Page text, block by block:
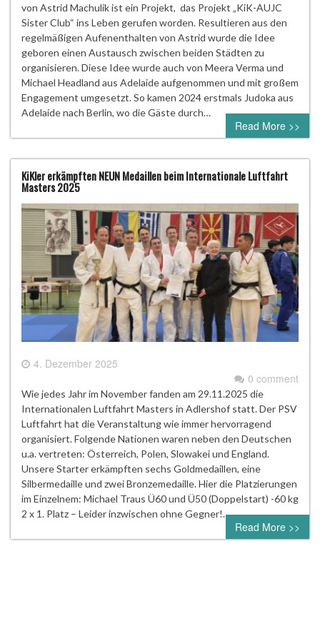
von Astrid Machulik ist ein Projekt, das Projekt „KiK-AUJC
Sister Club“ ins Leben gerufen worden. Resultieren aus den
regelmäßigen Aufenenthalten von Astrid wurde die Idee
geboren einen Austausch zwischen beiden Städten zu
organisieren. Diese Idee wurde auch von Meera Verma und
Michael Headland aus Adelaide aufgenommen und mit großem
Engagement umgesetzt. So kamen 2024 erstmals Judoka aus
Adelaide nach Berlin, wo die Gäste durch…
Read More >>
KiKler erkämpften NEUN Medaillen beim Internationale Luftfahrt
Masters 2025
4. Dezember 2025
0 comment
Wie jedes Jahr im November fanden am 29.11.2025 die
Internationalen Luftfahrt Masters in Adlershof statt. Der PSV
Luftfahrt hat die Veranstaltung wie immer hervorragend
organisiert. Folgende Nationen waren neben den Deutschen
u.a. vertreten: Österreich, Polen, Slowakei und England.
Unsere Starter erkämpften sechs Goldmedaillen, eine
Silbermedaille und zwei Bronzemedaille. Hier die Platzierungen
im Einzelnem: Michael Traus Ü60 und Ü50 (Doppelstart) -60 kg
2 x 1. Platz – Leider inzwischen ohne Gegner!…
Read More >>